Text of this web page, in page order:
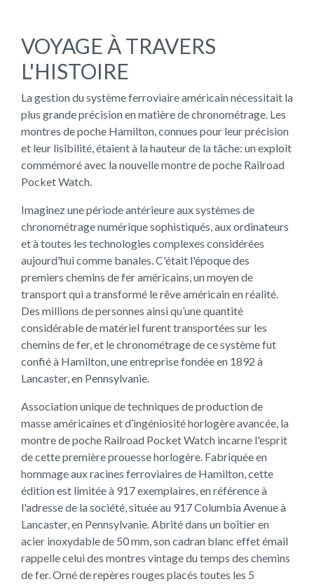
VOYAGE À TRAVERS
L'HISTOIRE
La gestion du système ferroviaire américain nécessitait la
plus grande précision en matière de chronométrage. Les
montres de poche Hamilton, connues pour leur précision
et leur lisibilité, étaient à la hauteur de la tâche: un exploit
commémoré avec la nouvelle montre de poche Railroad
Pocket Watch.
Imaginez une période antérieure aux systèmes de
chronométrage numérique sophistiqués, aux ordinateurs
et à toutes les technologies complexes considérées
aujourd'hui comme banales. C'était l'époque des
premiers chemins de fer américains, un moyen de
transport qui a transformé le rêve américain en réalité.
Des millions de personnes ainsi qu’une quantité
considérable de matériel furent transportées sur les
chemins de fer, et le chronométrage de ce système fut
confié à Hamilton, une entreprise fondée en 1892 à
Lancaster, en Pennsylvanie.
Association unique de techniques de production de
masse américaines et d’ingéniosité horlogère avancée, la
montre de poche Railroad Pocket Watch incarne l'esprit
de cette première prouesse horlogère. Fabriquée en
hommage aux racines ferroviaires de Hamilton, cette
édition est limitée à 917 exemplaires, en référence à
l'adresse de la société, située au 917 Columbia Avenue à
Lancaster, en Pennsylvanie. Abrité dans un boîtier en
acier inoxydable de 50 mm, son cadran blanc effet émail
rappelle celui des montres vintage du temps des chemins
de fer. Orné de repères rouges placés toutes les 5